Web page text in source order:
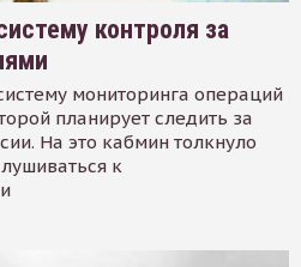
контроля за
мониторинга операций
планирует следить за
На это кабмин толкнуло
к